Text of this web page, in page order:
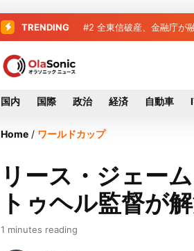
TRENDING #2 全東信破産、金融
#3 破産した全東信、債権
国内 国際 政治 経済 自動車
Home / ワールドカップ
リース・ジェー
トゥヘル監督が
1 minutes reading